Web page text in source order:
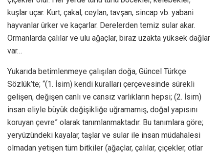
kuşlar uçar. Kurt, çakal, ceylan, tavşan, sincap vb. yabani
hayvanlar ürker ve kaçarlar. Derelerden temiz sular akar.
Ormanlarda çalılar ve ulu ağaçlar, biraz uzakta yüksek dağlar
var…
Yukarıda betimlenmeye çalışılan doğa, Güncel Türkçe
Sözlük’te; “(1. İsim) kendi kuralları çerçevesinde sürekli
gelişen, değişen canlı ve cansız varlıkların hepsi; (2. İsim)
insan eliyle büyük değişikliğe uğramamış, doğal yapısını
koruyan çevre” olarak tanımlanmaktadır. Bu tanımlara göre;
yeryüzündeki kayalar, taşlar ve sular ile insan müdahalesi
olmadan yetişen tüm bitkiler (ağaçlar, çalılar, çiçekler, otlar